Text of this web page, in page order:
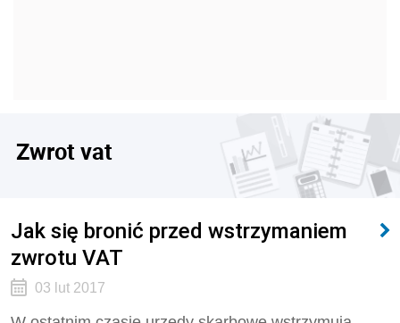
Zwrot vat
Jak się bronić przed wstrzymaniem
zwrotu VAT
03 lut 2017